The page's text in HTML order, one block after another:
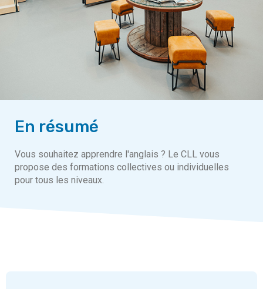
En résumé
Vous souhaitez apprendre l'anglais ? Le CLL vous
propose des formations collectives ou individuelles
pour tous les niveaux.